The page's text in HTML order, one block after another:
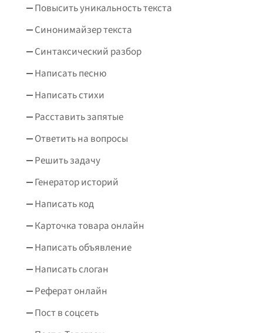
Повысить уникальность текста
Синонимайзер текста
Синтаксический разбор
Написать песню
Написать стихи
Расставить запятые
Ответить на вопросы
Решить задачу
Генератор историй
Написать код
Карточка товара онлайн
Написать объявление
Написать слоган
Реферат онлайн
Пост в соцсеть